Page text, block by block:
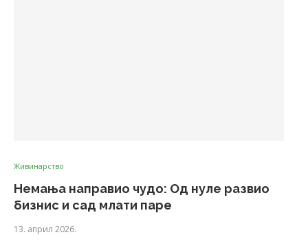
Живинарство
Немања направио чудо: Од нуле развио
бизнис и сад млати паре
13. април 2026.